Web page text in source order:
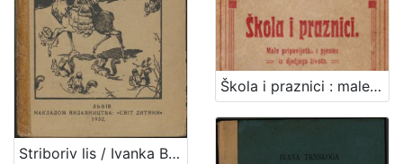
Striboriv lis / Ivanka Brlič-Mažuranič
Škola i praznici : male pripovijetke i pjesme iz dječjeg života : (sa 7 slika) / napisala Ivana Brlić-Mažuranić